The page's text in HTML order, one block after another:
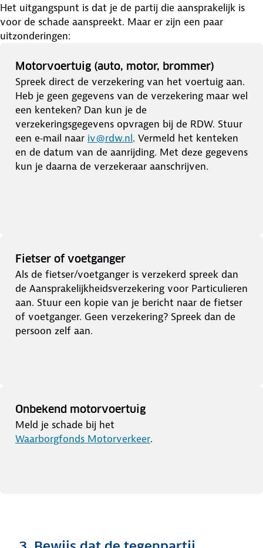
Het uitgangspunt is dat je de partij die aansprakelijk is
voor de schade aanspreekt. Maar er zijn een paar
uitzonderingen:
Motorvoertuig (auto, motor, brommer)
Spreek direct de verzekering van het voertuig aan.
Heb je geen gegevens van de verzekering maar wel
een kenteken? Dan kun je de
verzekeringsgegevens opvragen bij de RDW. Stuur
een e‑mail naar iv@rdw.nl. Vermeld het kenteken
en de datum van de aanrijding. Met deze gegevens
kun je daarna de verzekeraar aanschrijven.
Fietser of voetganger
Als de fietser/voetganger is verzekerd spreek dan
de Aansprakelijkheidsverzekering voor Particulieren
aan. Stuur een kopie van je bericht naar de fietser
of voetganger. Geen verzekering? Spreek dan de
persoon zelf aan.
Onbekend motorvoertuig
Meld je schade bij het
Waarborgfonds Motorverkeer.